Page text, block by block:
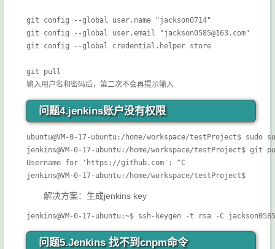
git config --global user.name "jackson0714"
git config --global user.email "jackson0585@163.com"
git config --global credential.helper store
git pull
输入用户名和密码后，第二次不会再提示输入
问题4.jenkins账户没有权限
ubuntu@VM-0-17-ubuntu:/home/workspace/testProject$ sudo
jenkins@VM-0-17-ubuntu:/home/workspace/testProject$ git
Username for 'https://github.com': ^C
jenkins@VM-0-17-ubuntu:/home/workspace/testProject$
解决方案：生成jenkins key
jenkins@VM-0-17-ubuntu:~$ ssh-keygen -t rsa -C
问题5.Jenkins 找不到cnpm命令